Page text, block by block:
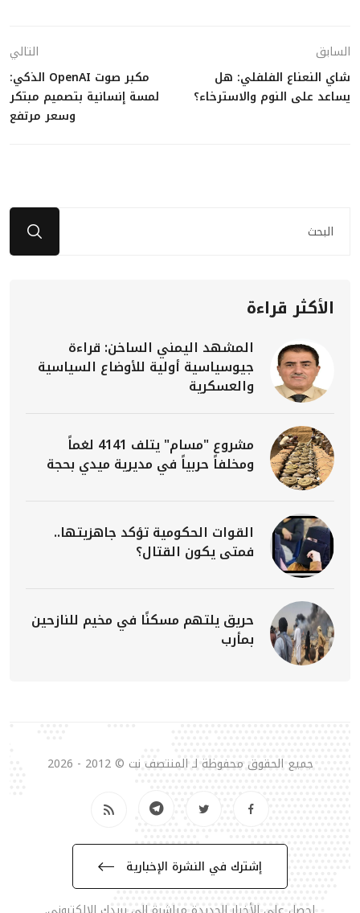
السابق
شاي النعناع الفلفلي: هل
يساعد على النوم والاسترخاء؟
التالي
مكبر صوت OpenAI الذكي:
لمسة إنسانية بتصميم مبتكر
وسعر مرتفع
الأكثر قراءة
المشهد اليمني الساخن: قراءة
جيوسياسية أولية للأوضاع السياسية
والعسكرية
مشروع "مسام" يتلف 4141 لغماً
ومخلفاً حربياً في مديرية ميدي بحجة
القوات الحكومية تؤكد جاهزيتها..
فمتى يكون القتال؟
حريق يلتهم مسكنًا في مخيم للنازحين
بمأرب
جميع الحقوق محفوظة لـ المنتصف نت © 2012 - 2026
إشترك في النشرة الإخبارية